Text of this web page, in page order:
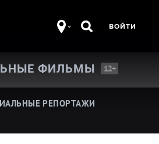
ВОЙТИ
ФИЛЬМЫ 12+
РЕПОРТАЖИ